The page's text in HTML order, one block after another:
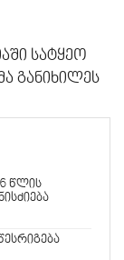
სატყეო
განიხილეს
წლის